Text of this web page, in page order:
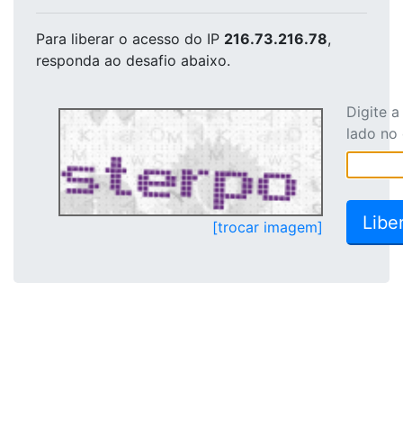
Para liberar o acesso do IP 216.73.216.78,
responda ao desafio abaixo.
[trocar imagem]
Digite
lado no